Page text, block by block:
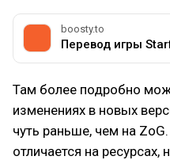
boosty.to
Там более подробно
изменениях в новых
чуть раньше, чем на
отличается на